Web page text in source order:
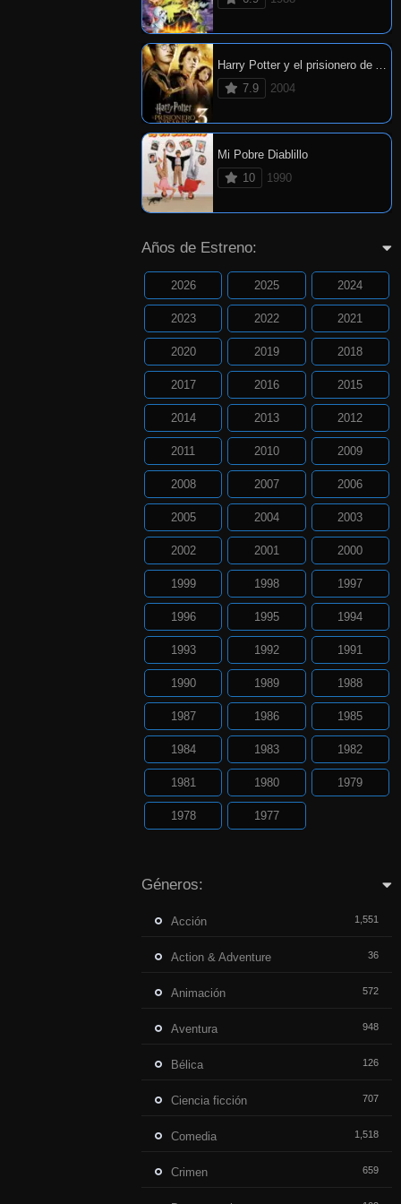
Harry Potter y el prisionero de Azkaban
7.9
2004
Mi Pobre Diablillo
10
1990
Años de Estreno:
2026 2025 2024
2023 2022 2021
2020 2019 2018
2017 2016 2015
2014 2013 2012
2011 2010 2009
2008 2007 2006
2005 2004 2003
2002 2001 2000
1999 1998 1997
1996 1995 1994
1993 1992 1991
1990 1989 1988
1987 1986 1985
1984 1983 1982
1981 1980 1979
1978 1977
Géneros:
Acción 1,551
Action & Adventure 36
Animación 572
Aventura 948
Bélica 126
Ciencia ficción 707
Comedia 1,518
Crimen 659